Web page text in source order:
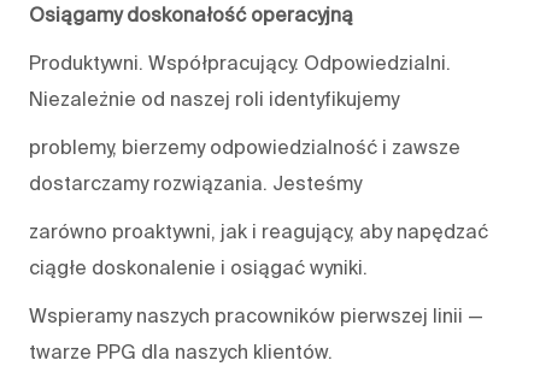
Osiągamy doskonałość operacyjną
Produktywni. Współpracujący. Odpowiedzialni.
Niezależnie od naszej roli identyfikujemy
problemy, bierzemy odpowiedzialność i zawsze
dostarczamy rozwiązania. Jesteśmy
zarówno proaktywni, jak i reagujący, aby napędzać
ciągłe doskonalenie i osiągać wyniki.
Wspieramy naszych pracowników pierwszej linii —
twarze PPG dla naszych klientów.